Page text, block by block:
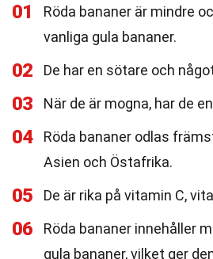
01
Röda bananer är mindre
vanliga gula bananer.
02 De har en sötare och
03 När de är mogna, har de
04
Röda bananer odlas
Asien och Östafrika.
05 De är rika på vitamin C,
06
Röda bananer innehåller
gula bananer, vilket ger